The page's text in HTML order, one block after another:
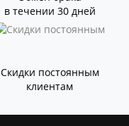
в течении 30 дней
Скидки постоянным
клиентам